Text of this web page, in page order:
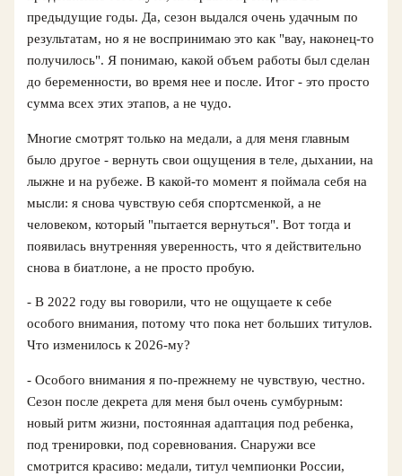
предыдущие годы. Да, сезон выдался очень удачным по
результатам, но я не воспринимаю это как "вау, наконец-то
получилось". Я понимаю, какой объем работы был сделан
до беременности, во время нее и после. Итог - это просто
сумма всех этих этапов, а не чудо.
Многие смотрят только на медали, а для меня главным
было другое - вернуть свои ощущения в теле, дыхании, на
лыжне и на рубеже. В какой‑то момент я поймала себя на
мысли: я снова чувствую себя спортсменкой, а не
человеком, который "пытается вернуться". Вот тогда и
появилась внутренняя уверенность, что я действительно
снова в биатлоне, а не просто пробую.
- В 2022 году вы говорили, что не ощущаете к себе
особого внимания, потому что пока нет больших титулов.
Что изменилось к 2026‑му?
- Особого внимания я по‑прежнему не чувствую, честно.
Сезон после декрета для меня был очень сумбурным:
новый ритм жизни, постоянная адаптация под ребенка,
под тренировки, под соревнования. Снаружи все
смотрится красиво: медали, титул чемпионки России,